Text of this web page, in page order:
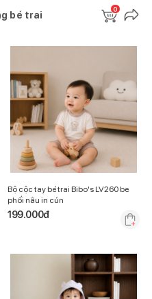
bé trai
0
Bộ cộc tay bé trai Bibo's LV260 be
phối nâu in cún
199.000đ